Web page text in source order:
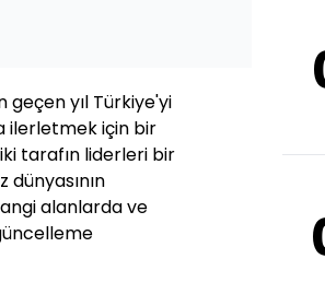
geçen yıl Türkiye'yi
ilerletmek için bir
tarafın liderleri bir
alanlarda ve